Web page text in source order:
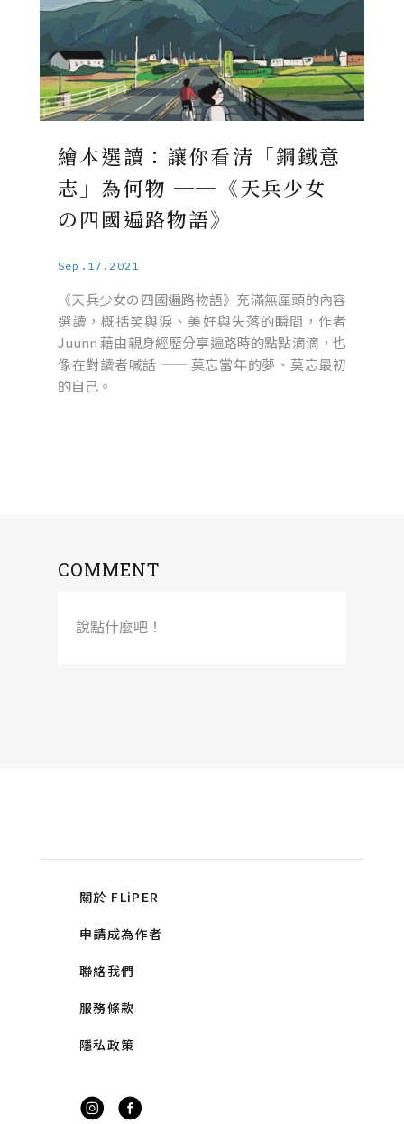
繪本選讀：讓你看清「鋼鐵意
志」為何物 ──《天兵少女
の四國遍路物語》
Sep.17.2021
《天兵少女の四國遍路物語》充滿無厘頭的內容
選讀，概括笑與淚、美好與失落的瞬間，作者
Juunn 藉由親身經歷分享遍路時的點點滴滴，也
像在對讀者喊話 —— 莫忘當年的夢、莫忘最初
的自己。
COMMENT
說點什麼吧！
關於 FLiPER
申請成為作者
聯絡我們
服務條款
隱私政策